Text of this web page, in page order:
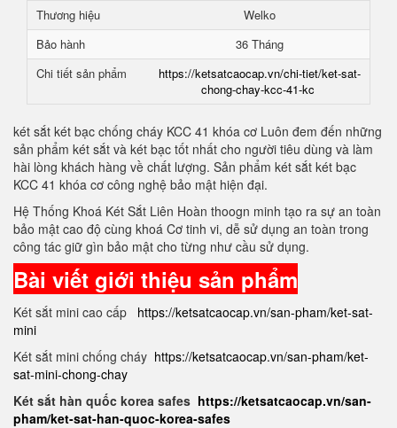
Thương hiệu
Welko
Bảo hành
36 Tháng
Chi tiết sản phẩm
https://ketsatcaocap.vn/chi-tiet/ket-sat-
chong-chay-kcc-41-kc
két sắt két bạc chống cháy KCC 41 khóa cơ Luôn đem đến những
sản phẩm két sắt và két bạc tốt nhất cho người tiêu dùng và làm
hài lòng khách hàng về chất lượng. Sản phẩm két sắt két bạc
KCC 41 khóa cơ công nghệ bảo mật hiện đại.
Hệ Thống Khoá Két Sắt Liên Hoàn thoogn minh tạo ra sự an toàn
bảo mật cao độ cùng khoá Cơ tinh vi, dễ sử dụng an toàn trong
công tác giữ gìn bảo mật cho từng như cầu sử dụng.
Bài viết giới thiệu sản phẩm
Két sắt mini cao cấp https://ketsatcaocap.vn/san-pham/ket-sat-
mini
Két sắt mini chống cháy https://ketsatcaocap.vn/san-pham/ket-
sat-mini-chong-chay
Két sắt hàn quốc korea safes https://ketsatcaocap.vn/san-
pham/ket-sat-han-quoc-korea-safes